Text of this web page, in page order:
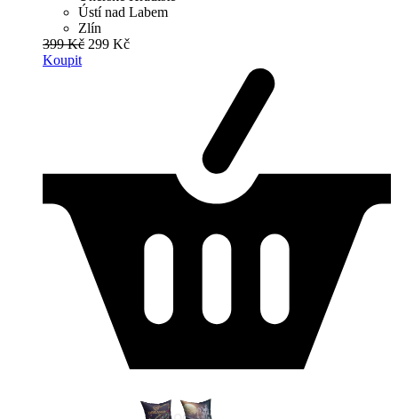
Ústí nad Labem
Zlín
399 Kč 299 Kč
Koupit